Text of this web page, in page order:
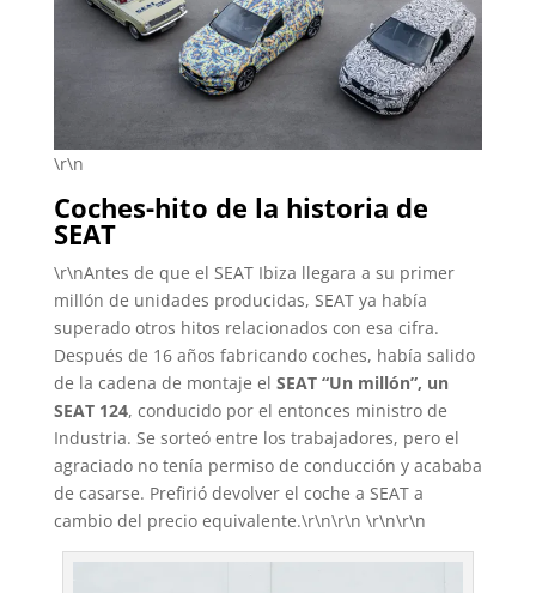
\r\n
Coches-hito de la historia de
SEAT
\r\nAntes de que el SEAT Ibiza llegara a su primer
millón de unidades producidas, SEAT ya había
superado otros hitos relacionados con esa cifra.
Después de 16 años fabricando coches, había salido
de la cadena de montaje el SEAT “Un millón”, un
SEAT 124, conducido por el entonces ministro de
Industria. Se sorteó entre los trabajadores, pero el
agraciado no tenía permiso de conducción y acababa
de casarse. Prefirió devolver el coche a SEAT a
cambio del precio equivalente.\r\n\r\n \r\n\r\n